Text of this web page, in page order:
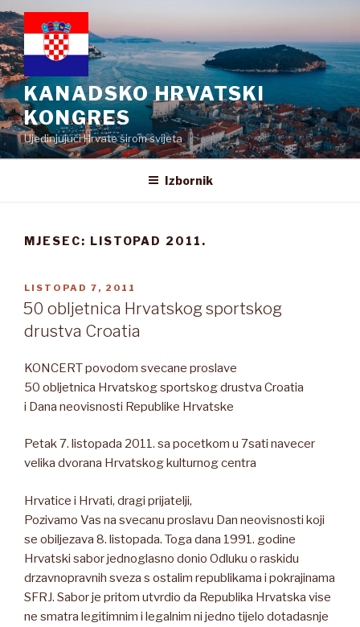
Preskoči
na
sadržaj
KANADSKO HRVATSKI
KONGRES
Ujedinjujući Hrvate širom svijeta
Izbornik
MJESEC: LISTOPAD 2011.
OBJAVLJENO
LISTOPAD 7, 2011
50 obljetnica Hrvatskog sportskog
drustva Croatia
KONCERT povodom svecane proslave
50 obljetnica Hrvatskog sportskog drustva Croatia
i Dana neovisnosti Republike Hrvatske
Petak 7. listopada 2011. sa pocetkom u 7sati navecer
velika dvorana Hrvatskog kulturnog centra
Hrvatice i Hrvati, dragi prijatelji,
Pozivamo Vas na svecanu proslavu Dan neovisnosti koji
se obiljezava 8. listopada. Toga dana 1991. godine
Hrvatski sabor jednoglasno donio Odluku o raskidu
drzavnopravnih sveza s ostalim republikama i pokrajinama
SFRJ. Sabor je pritom utvrdio da Republika Hrvatska vise
ne smatra legitimnim i legalnim ni jedno tijelo dotadasnje